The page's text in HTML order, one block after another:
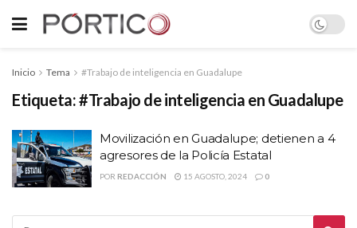
Inicio Tema #Trabajo de inteligencia en Guadalupe
Etiqueta:#Trabajo de inteligencia en Guadalupe
Movilización en Guadalupe; detienen a 4
agresores de la Policía Estatal
POR REDACCIÓN 15 AGOSTO, 2024 0